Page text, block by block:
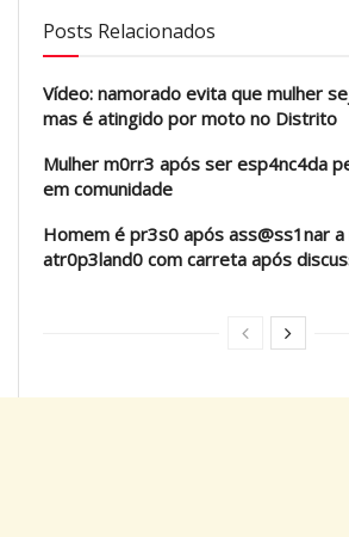
Posts Relacionados
Vídeo: namorado evita que mulher
mas é atingido por moto no Distrito
Mulher m0rr3 após ser esp4nc4da
em comunidade
Homem é pr3s0 após ass@ss1nar a
atr0p3land0 com carreta após